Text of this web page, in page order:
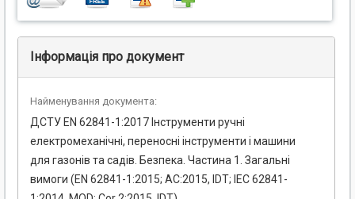
Інформація про документ
Найменування документа:
ДСТУ EN 62841-1:2017 Інструменти ручні
електромеханічні, переносні інструменти і машини
для газонів та садів. Безпека. Частина 1. Загальні
вимоги (EN 62841-1:2015; АС:2015, IDT; IEC 62841-